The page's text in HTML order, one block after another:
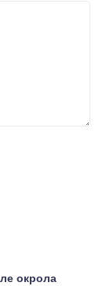
окрола